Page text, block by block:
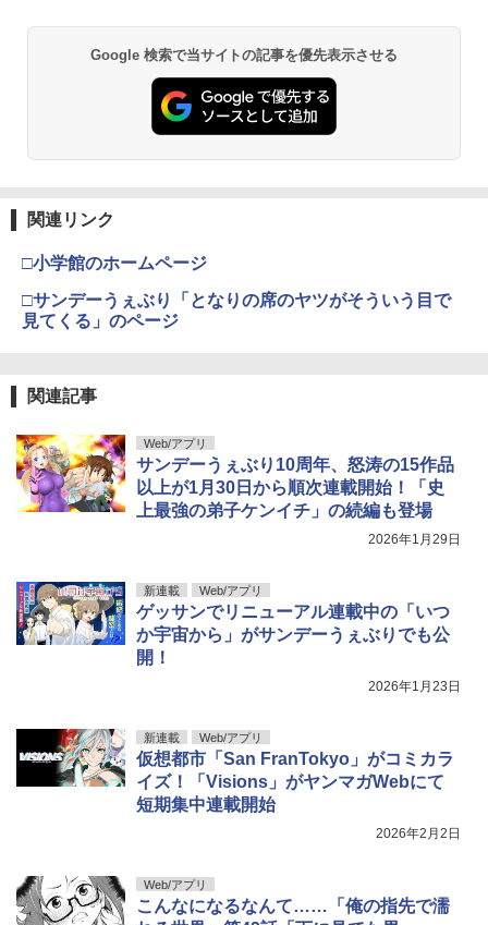
Google 検索で当サイトの記事を優先表示させる
関連リンク
□小学館のホームページ
□サンデーうぇぶり「となりの席のヤツがそういう目で
見てくる」のページ
関連記事
Web/アプリ
サンデーうぇぶり10周年、怒涛の15作品
以上が1月30日から順次連載開始！「史
上最強の弟子ケンイチ」の続編も登場
2026年1月29日
新連載 Web/アプリ
ゲッサンでリニューアル連載中の「いつ
か宇宙から」がサンデーうぇぶりでも公
開！
2026年1月23日
新連載 Web/アプリ
仮想都市「San FranTokyo」がコミカラ
イズ！「Visions」がヤンマガWebにて
短期集中連載開始
2026年2月2日
Web/アプリ
こんなになるなんて……「俺の指先で濡